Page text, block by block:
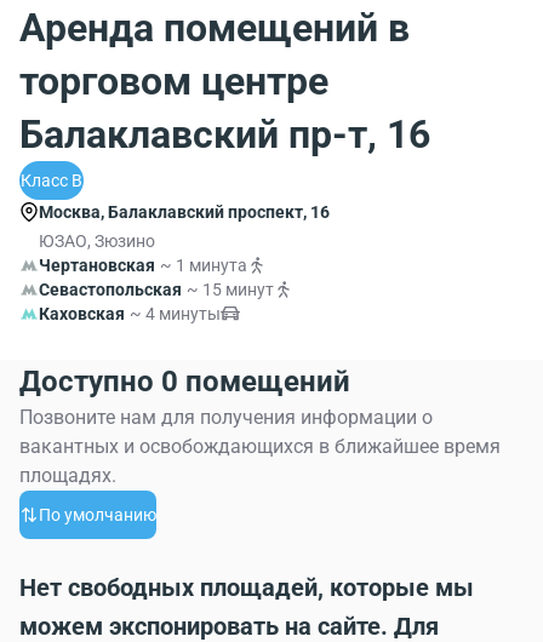
Аренда помещений в
торговом центре
Балаклавский пр-т, 16
Класс B
Москва, Балаклавский проспект, 16
ЮЗАО, Зюзино
Чертановская ~ 1 минута
Севастопольская ~ 15 минут
Каховская ~ 4 минуты
Доступно 0 помещений
Позвоните нам для получения информации о
вакантных и освобождающихся в ближайшее время
площадях.
По умолчанию
Нет свободных площадей, которые мы
можем экспонировать на сайте. Для